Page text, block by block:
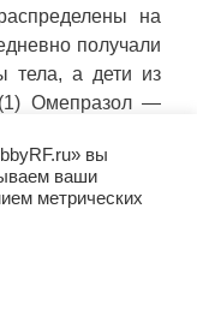
на
получали
тела, а дети из
Омепразол —
который может
побочными
четыре недели
вы
ваши
метрических